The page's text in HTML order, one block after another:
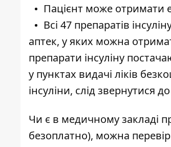
Пацієнт може отримати
Всі 47 препаратів
аптек, у яких можна
препарати інсуліну
у пунктах видачі ліків
інсуліни, слід звернутися
Чи є в медичному закладі
безоплатно), можна